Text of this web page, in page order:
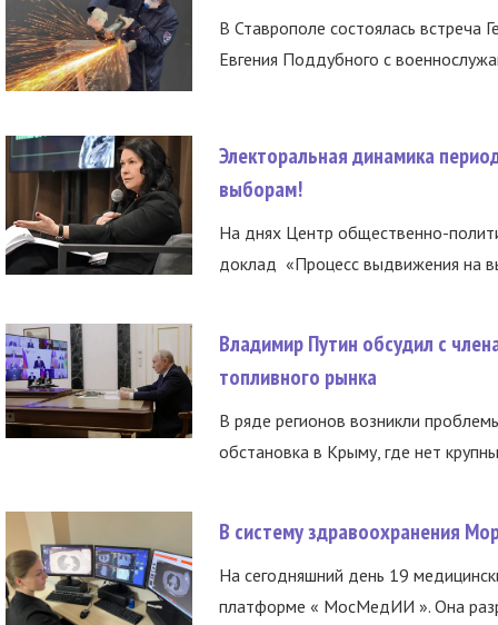
В Ставрополе состоялась встреча
Евгения Поддубного с
Электоральная динамика
выборам!
На днях Центр общественно-
доклад «Процесс выдвижения на
Владимир Путин обсудил с
топливного рынка
В ряде регионов возникли
обстановка в Крыму, где нет
В систему здравоохранения
На сегодняшний день 19
платформе « МосМедИИ ». Она